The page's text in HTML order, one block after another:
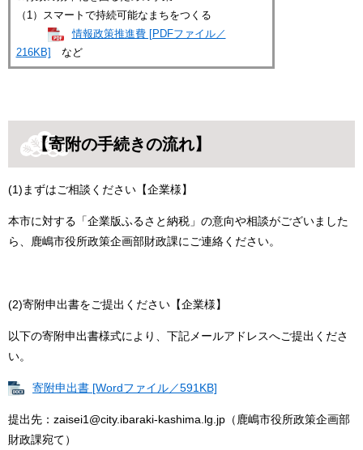
（1）スマートで持続可能なまちをつくる
情報政策推進費 [PDFファイル／
216KB] など
【寄附の手続きの流れ】
(1)まずはご相談ください【企業様】
本市に対する「企業版ふるさと納税」の意向や相談がございました
ら、鹿嶋市役所政策企画部財政課にご連絡ください。
(2)寄附申出書をご提出ください【企業様】
以下の寄附申出書様式により、下記メールアドレスへご提出くださ
い。
寄附申出書 [Wordファイル／591KB]
提出先：zaisei1@city.ibaraki-kashima.lg.jp（鹿嶋市役所政策企画部
財政課宛て）